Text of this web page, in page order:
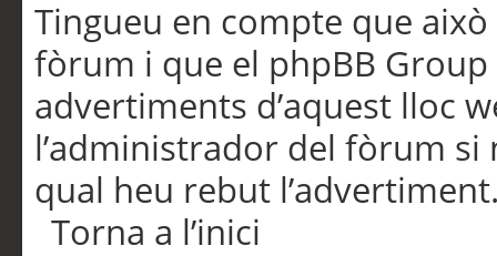
Tingueu en compte que
fòrum i que el phpBB
advertiments d’aquest lloc
l’administrador del fòrum
qual heu rebut
Torna a l’inici